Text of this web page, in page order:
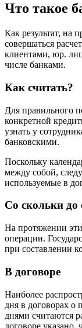
Что такое
Как результат, на
совершаться
клиентами, юр.
числе банками.
Как считать?
Для правильного
конкретной
узнать у
банковскими.
Поскольку
между собой,
используемые в
Со скольки до
На протяжении
операции.
при составлении
В договоре
Наиболее
дня в договорах о
днями считаются
договоре указано,